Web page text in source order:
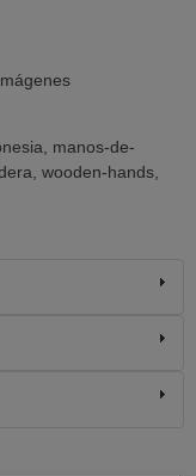
manos-de-
wooden-hands